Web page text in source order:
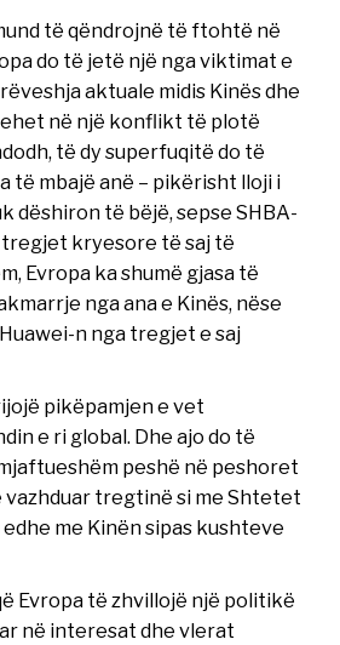
të qëndrojnë të ftohtë në
do të jetë një nga viktimat e
aktuale midis Kinës dhe
në një konflikt të plotë
të dy superfuqitë do të
të mbajë anë – pikërisht lloji i
dëshiron të bëjë, sepse SHBA-
tregjet kryesore të saj të
Evropa ka shumë gjasa të
nga ana e Kinës, nëse
n nga tregjet e saj
pikëpamjen e vet
e ri global. Dhe ajo do të
peshë në peshoret
tregtinë si me Shtetet
me Kinën sipas kushteve
Evropa të zhvillojë një politikë
në interesat dhe vlerat